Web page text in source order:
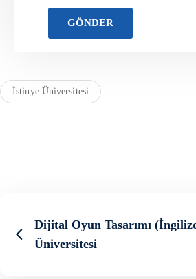
İstinye Üniversitesi
Dijital Oyun Tasarımı
Üniversitesi